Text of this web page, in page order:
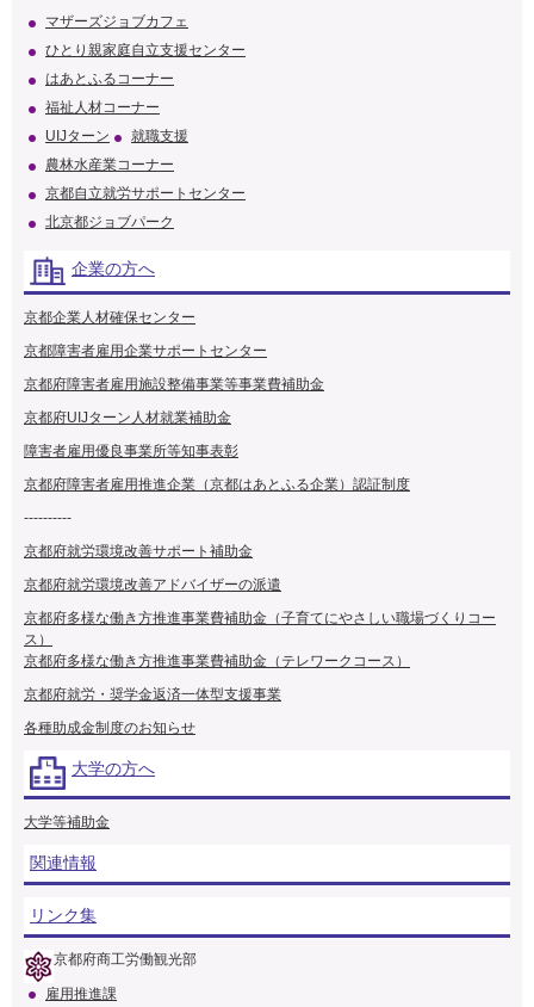
マザーズジョブカフェ
ひとり親家庭自立支援センター
はあとふるコーナー
福祉人材コーナー
UIJターン
就職支援
農林水産業コーナー
京都自立就労サポートセンター
北京都ジョブパーク
企業の方へ
京都企業人材確保センター
京都障害者雇用企業サポートセンター
京都府障害者雇用施設整備事業等事業費補助金
京都府UIJターン人材就業補助金
障害者雇用優良事業所等知事表彰
京都府障害者雇用推進企業（京都はあとふる企業）認証制度
----------
京都府就労環境改善サポート補助金
京都府就労環境改善アドバイザーの派遣
京都府多様な働き方推進事業費補助金（子育てにやさしい職場づくりコー
ス）
京都府多様な働き方推進事業費補助金（テレワークコース）
京都府就労・奨学金返済一体型支援事業
各種助成金制度のお知らせ
大学の方へ
大学等補助金
関連情報
リンク集
京都府商工労働観光部
雇用推進課